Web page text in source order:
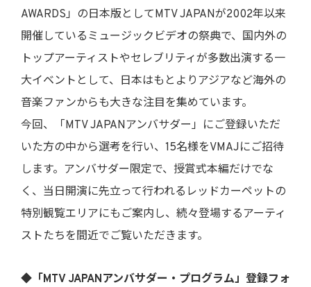
AWARDS」の日本版としてMTV JAPANが2002年以来
開催しているミュージックビデオの祭典で、国内外の
トップアーティストやセレブリティが多数出演する一
大イベントとして、日本はもとよりアジアなど海外の
音楽ファンからも大きな注目を集めています。
今回、「MTV JAPANアンバサダー」にご登録いただ
いた方の中から選考を行い、15名様をVMAJにご招待
します。アンバサダー限定で、授賞式本編だけでな
く、当日開演に先立って行われるレッドカーペットの
特別観覧エリアにもご案内し、続々登場するアーティ
ストたちを間近でご覧いただきます。
◆「MTV JAPANアンバサダー・プログラム」登録フォ